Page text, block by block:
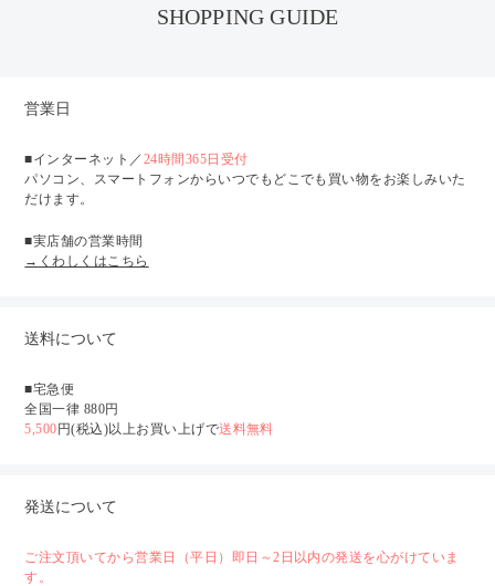
SHOPPING GUIDE
営業日
■インターネット／ 24時間365日受付
パソコン、スマートフォンからいつでもどこでも買い物をお楽しみいた
だけます。
■実店舗の営業時間
→くわしくはこちら
送料について
■宅急便
全国一律 880円
5,500 円(税込)以上お買い上げで送料無料
発送について
ご注文頂いてから営業日（平日）即日～2日以内の発送を心がけていま
す。